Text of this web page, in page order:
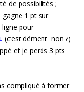
de possibilités ;
gagne 1 pt sur
ligne pour
(c’est dément non ?)
et je perds 3 pts
compliqué à former